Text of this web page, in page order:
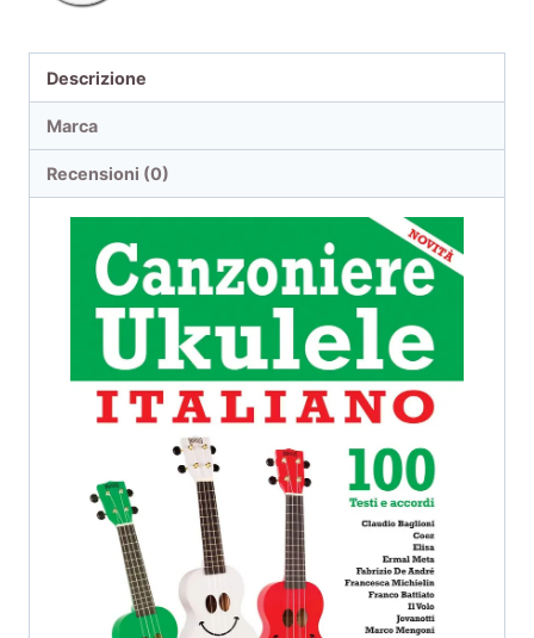
Descrizione
Marca
Recensioni (0)